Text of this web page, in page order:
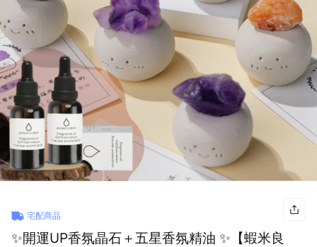
宅配商品
✨開運UP香氛晶石＋五星香氛精油 ✨【蝦米良